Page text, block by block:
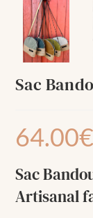
Sac
64.00€
Sac
Artisanal